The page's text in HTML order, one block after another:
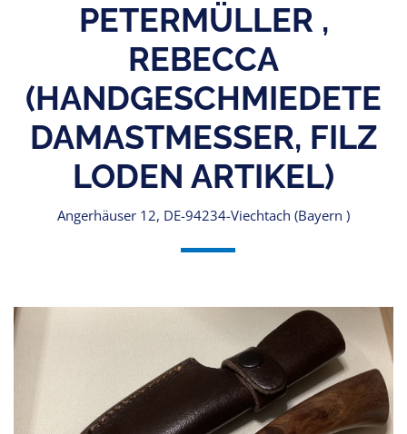
PETERMÜLLER ,
REBECCA
(HANDGESCHMIEDETE
DAMASTMESSER, FILZ
LODEN ARTIKEL)
Angerhäuser 12, DE-94234-Viechtach (Bayern )